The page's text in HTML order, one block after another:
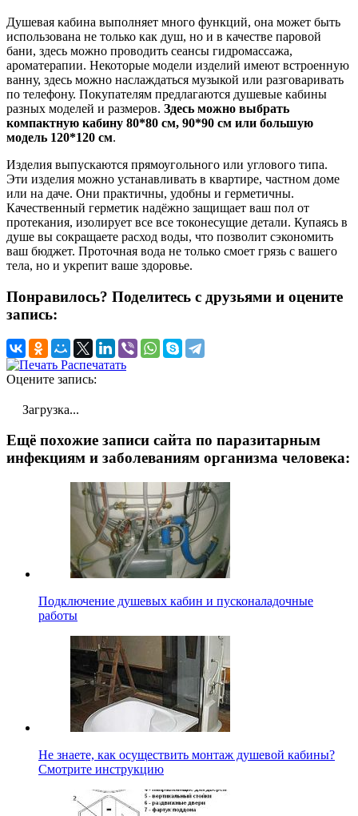
Душевая кабина выполняет много функций, она может быть
использована не только как душ, но и в качестве паровой
бани, здесь можно проводить сеансы гидромассажа,
ароматерапии. Некоторые модели изделий имеют встроенную
ванну, здесь можно наслаждаться музыкой или разговаривать
по телефону. Покупателям предлагаются душевые кабины
разных моделей и размеров. Здесь можно выбрать
компактную кабину 80*80 см, 90*90 см или большую
модель 120*120 см.
Изделия выпускаются прямоугольного или углового типа.
Эти изделия можно устанавливать в квартире, частном доме
или на даче. Они практичны, удобны и герметичны.
Качественный герметик надёжно защищает ваш пол от
протекания, изолирует все все токонесущие детали. Купаясь в
душе вы сокращаете расход воды, что позволит сэкономить
ваш бюджет. Проточная вода не только смоет грязь с вашего
тела, но и укрепит ваше здоровье.
Понравилось? Поделитесь с друзьями и оцените
запись:
Распечатать
Оцените запись:
Загрузка...
Ещё похожие записи сайта по паразитарным
инфекциям и заболеваниям организма человека:
Подключение душевых кабин и пусконаладочные
работы
Не знаете, как осуществить монтаж душевой кабины?
Смотрите инструкцию